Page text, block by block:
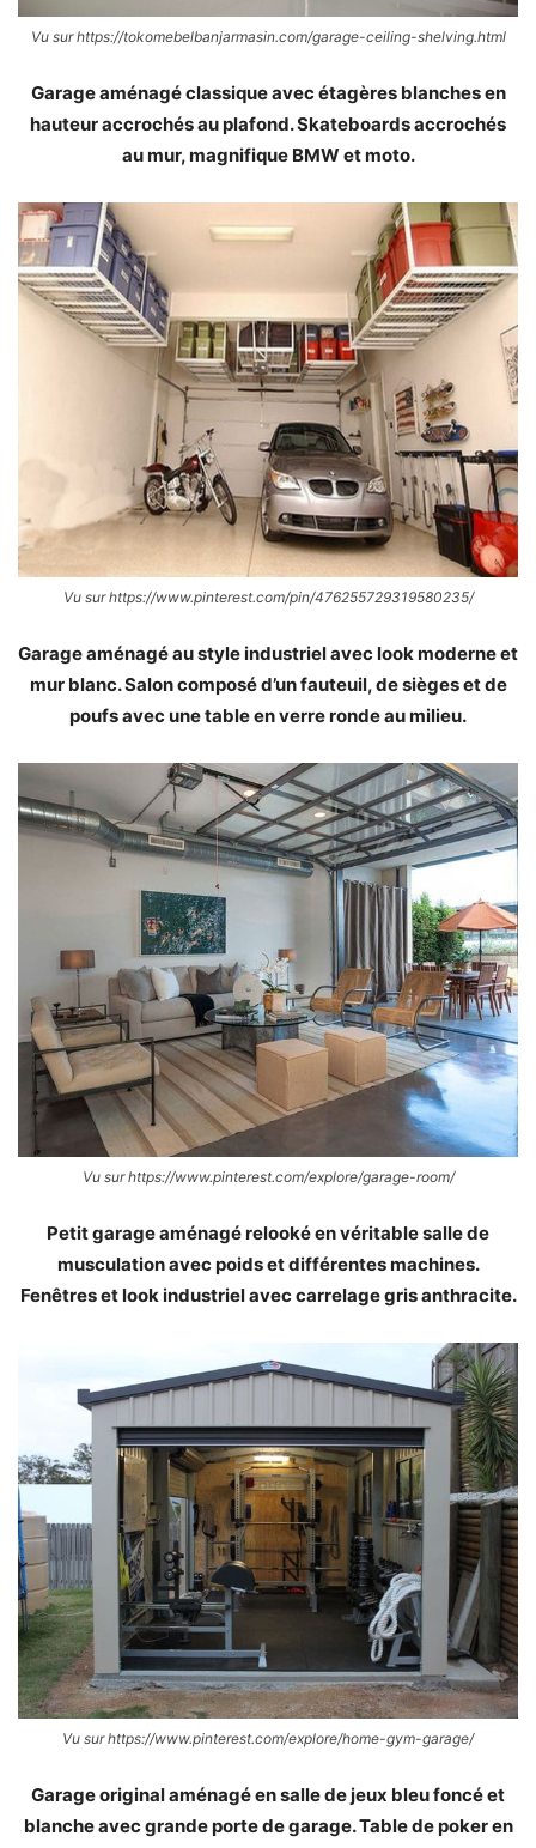
Vu sur https://tokomebelbanjarmasin.com/garage-ceiling-shelving.html
Garage aménagé classique avec étagères blanches en
hauteur accrochés au plafond. Skateboards accrochés
au mur, magnifique BMW et moto.
Vu sur https://www.pinterest.com/pin/476255729319580235/
Garage aménagé au style industriel avec look moderne et
mur blanc. Salon composé d’un fauteuil, de sièges et de
poufs avec une table en verre ronde au milieu.
Vu sur https://www.pinterest.com/explore/garage-room/
Petit garage aménagé relooké en véritable salle de
musculation avec poids et différentes machines.
Fenêtres et look industriel avec carrelage gris anthracite.
Vu sur https://www.pinterest.com/explore/home-gym-garage/
Garage original aménagé en salle de jeux bleu foncé et
blanche avec grande porte de garage. Table de poker en